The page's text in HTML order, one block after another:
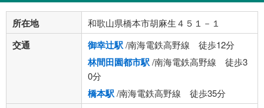
所在地 和歌山県橋本市胡麻生４５１－１
交通 御幸辻駅/南海電鉄高野線 徒歩12分
林間田園都市駅/南海電鉄高野線 徒歩3
0分
橋本駅/南海電鉄高野線 徒歩35分